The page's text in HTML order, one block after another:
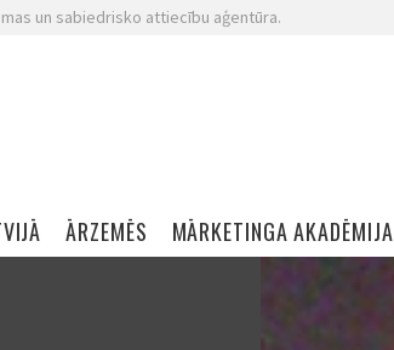
un sabiedrisko attiecību aģentūra.
ĀRZEMĒS MĀRKETINGA AKADĒMIJA